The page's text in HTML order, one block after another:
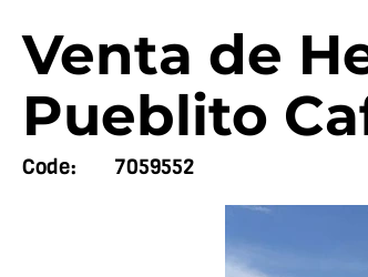
Venta de
Pueblito
Code: 7059552